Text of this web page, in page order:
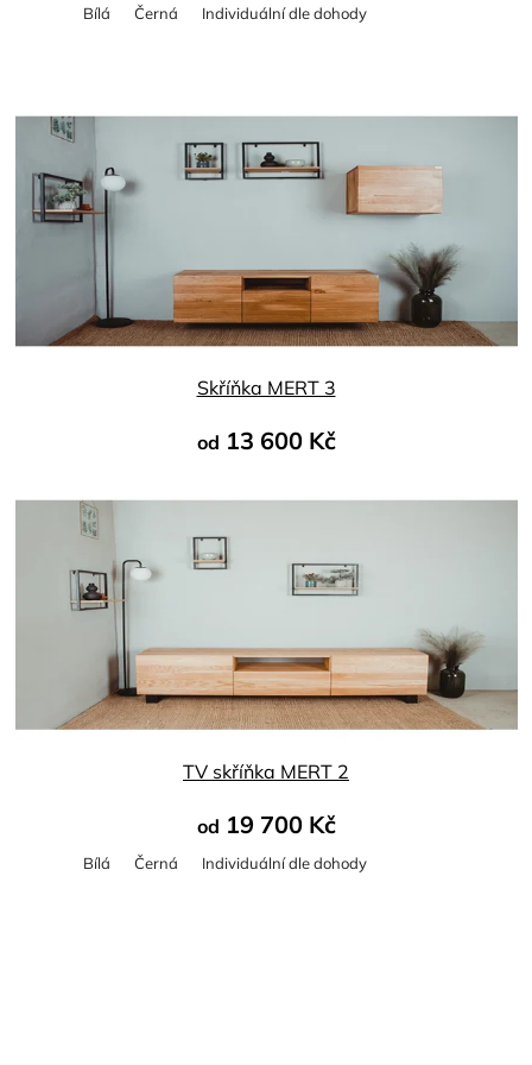
Bílá Černá Individuální dle dohody
Skříňka MERT 3
od 13 600 Kč
TV skříňka MERT 2
od 19 700 Kč
Bílá Černá Individuální dle dohody